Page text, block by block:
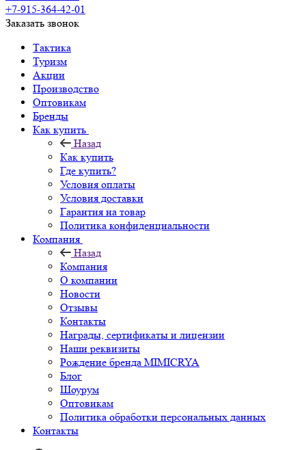
+7-915-364-42-01
Заказать звонок
Тактика
Туризм
Акции
Производство
Оптовикам
Бренды
Как купить
Назад
Как купить
Где купить?
Условия оплаты
Условия доставки
Гарантия на товар
Политика конфиденциальности
Компания
Назад
Компания
О компании
Новости
Отзывы
Контакты
Награды, сертификаты и лицензии
Наши реквизиты
Рождение бренда MIMICRYA
Блог
Шоурум
Оптовикам
Политика обработки персональных данных
Контакты